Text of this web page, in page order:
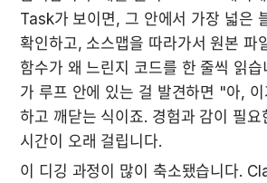
Task가 보이면, 그 안에서 가장 넓은
확인하고, 소스맵을 따라가서 원본 파
함수가 왜 느린지 코드를 한 줄씩 읽습
가 루프 안에 있는 걸 발견하면 "아,
하고 깨닫는 식이죠. 경험과 감이 필요
시간이 오래 걸립니다.
이 디깅 과정이 많이 축소됐습니다.